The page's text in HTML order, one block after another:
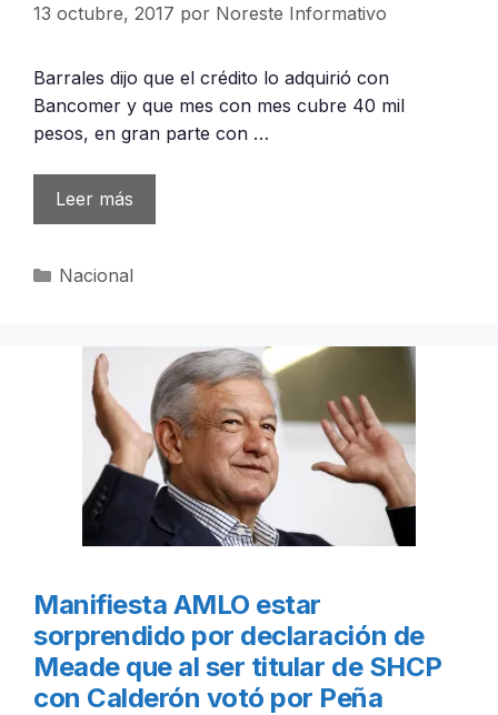
13 octubre, 2017 por Noreste Informativo
Barrales dijo que el crédito lo adquirió con
Bancomer y que mes con mes cubre 40 mil
pesos, en gran parte con …
Leer más
Categorías
Nacional
Manifiesta AMLO estar
sorprendido por declaración de
Meade que al ser titular de SHCP
con Calderón votó por Peña